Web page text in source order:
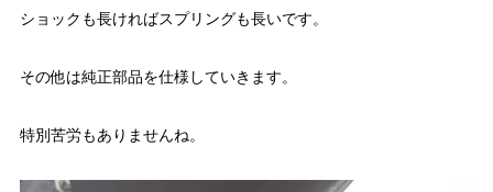
ショックも長ければスプリングも長いです。
その他は純正部品を仕様していきます。
特別苦労もありませんね。